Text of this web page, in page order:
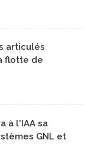
articulés
flotte de
à l'IAA sa
GNL et